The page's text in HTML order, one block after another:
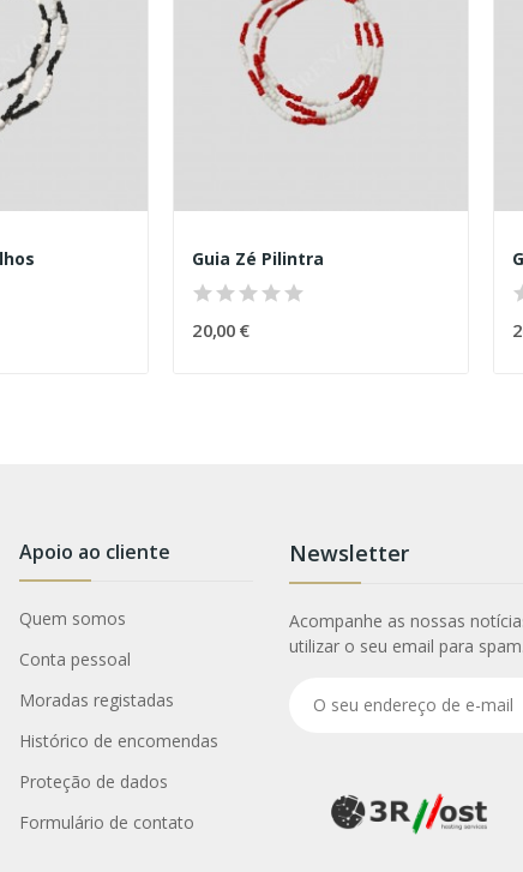
Guia Zé Pilintra
20,00 €
Apoio ao cliente
Quem somos
Conta pessoal
Moradas registadas
Histórico de encomendas
Proteção de dados
Formulário de contato
Newsletter
Acompanhe as nossas
utilizar o seu email para spam.